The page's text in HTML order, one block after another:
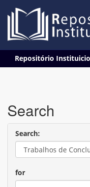
navigation
Repositório
Search
Search:
for